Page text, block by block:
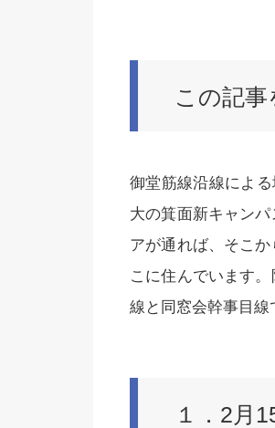
この記
御堂筋線沿線によ
大の箕面新キャン
アが通れば、そこ
こに住んでいます
線と同窓会幹事目線
１．2月